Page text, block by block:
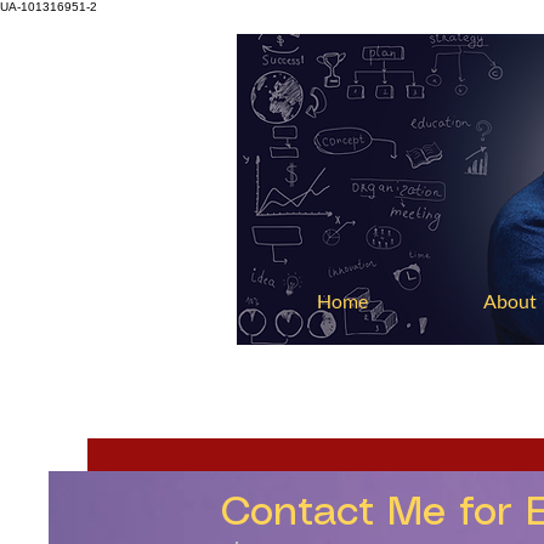
UA-101316951-2
Home About
Contact Me for